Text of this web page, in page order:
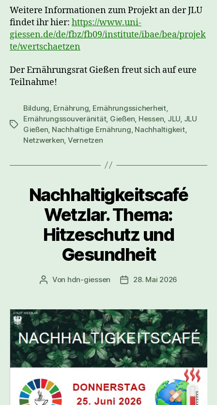
Weitere Informationen zum Projekt an der JLU
findet ihr hier: https://www.uni-
giessen.de/de/fbz/fb09/institute/ibae/bea/projek
te/wertschaetzen
Der Ernährungsrat Gießen freut sich auf eure
Teilnahme!
Schlagwörter
Bildung Ernährung Ernährungssicherheit,
Ernährungssouveränität, Gießen Hessen JLU JLU
Gießen Nachhaltige Ernährung Nachhaltigkeit,
Netzwerken Vernetzen
Nachhaltigkeitscafé
Wetzlar. Thema:
Hitzeschutz und
Gesundheit
Beitragsautor
Von hdn-giessen Veröffentlichungsdatum
28. Mai 2026